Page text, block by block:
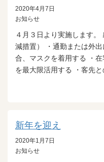
2020年4月7日
お知らせ
４月３日より実施します
減措置） ・通勤または外
合、マスクを着用する ・
を最大限活用する ・客先と
新年を迎え
2020年1月7日
お知らせ